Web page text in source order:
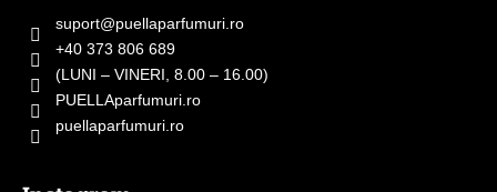
suport@puellaparfumuri.ro
+40 373 806 689
(LUNI – VINERI, 8.00 – 16.00)
PUELLAparfumuri.ro
puellaparfumuri.ro